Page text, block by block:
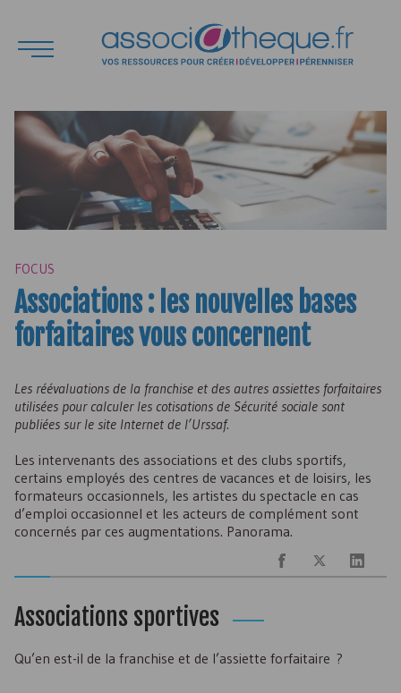
FOCUS
Associations : les nouvelles bases
forfaitaires vous concernent
Les réévaluations de la franchise et des autres assiettes forfaitaires
utilisées pour calculer les cotisations de Sécurité sociale sont
publiées sur le site Internet de l’Urssaf.
Les intervenants des associations et des clubs sportifs,
certains employés des centres de vacances et de loisirs, les
formateurs occasionnels, les artistes du spectacle en cas
d’emploi occasionnel et les acteurs de complément sont
concernés par ces augmentations. Panorama.
Associations sportives
Qu’en est-il de la franchise et de l’assiette forfaitaire ?